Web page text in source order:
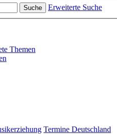
Suche Erweiterte Suche
Themen
Termine Deutschland